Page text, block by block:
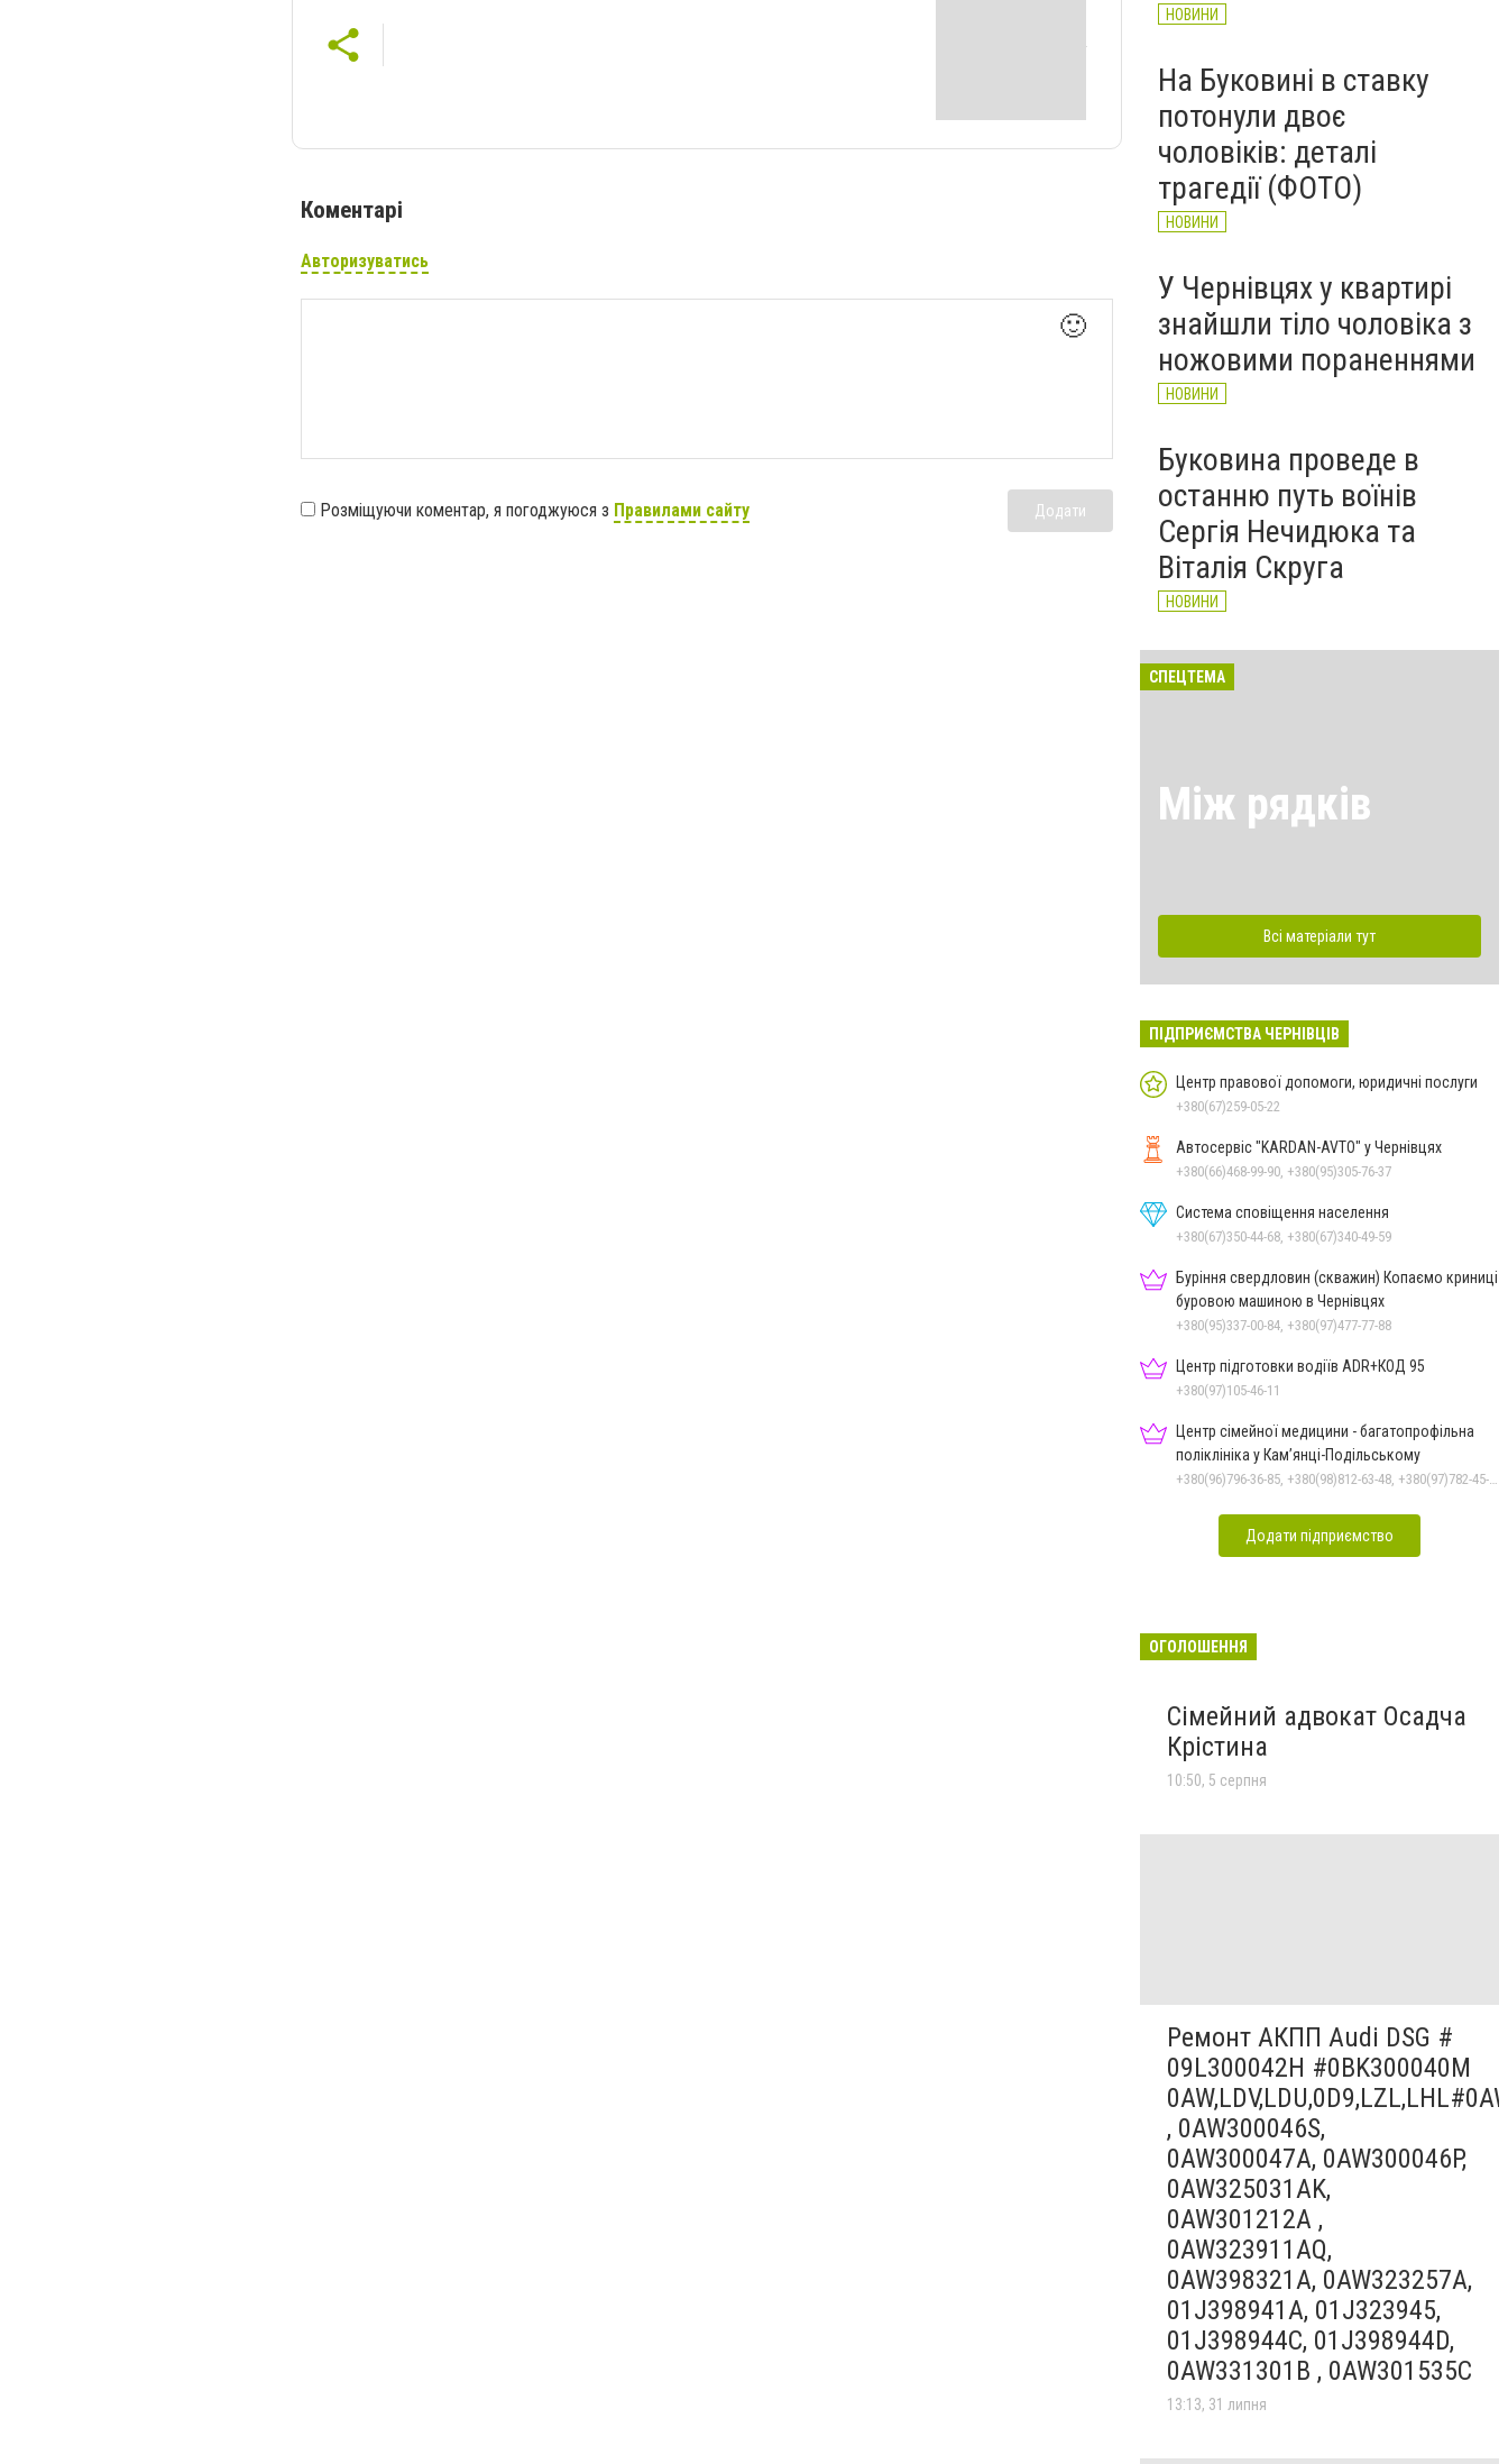
Коментарі
Авторизуватись
🙂
Розміщуючи коментар, я погоджуюся з Правилами сайту Додати
НОВИНИ
На Буковині в ставку
потонули двоє
чоловіків: деталі
трагедії (ФОТО)
НОВИНИ
У Чернівцях у квартирі
знайшли тіло чоловіка з
ножовими пораненнями
НОВИНИ
Буковина проведе в
останню путь воїнів
Сергія Нечидюка та
Віталія Скруга
НОВИНИ
СПЕЦТЕМА
Між рядків
Всі матеріали тут
ПІДПРИЄМСТВА ЧЕРНІВЦІВ
Центр правової допомоги, юридичні послуги
+380(67)259-05-22
Автосервіс "KARDAN-AVTO" у Чернівцях
+380(66)468-99-90, +380(95)305-76-37
Система сповіщення населення
+380(67)350-44-68, +380(67)340-49-59
Буріння свердловин (скважин) Копаємо криниці
буровою машиною в Чернівцях
+380(95)337-00-84, +380(97)477-77-88
Центр підготовки водіїв ADR+КОД 95
+380(97)105-46-11
Центр сімейної медицини - багатопрофільна
поліклініка у Кам’янці-Подільському
Додати підприємство
ОГОЛОШЕННЯ
Сімейний адвокат Осадча
Крістина
10:50, 5 серпня
Ремонт АКПП Audi DSG #
09L300042H #0BK300040M
, 0AW300046S,
0AW300047A, 0AW300046P,
0AW325031AK,
0AW301212A ,
0AW323911AQ,
0AW398321A, 0AW323257A,
01J398941A, 01J323945,
01J398944C, 01J398944D,
0AW331301B , 0AW301535C
13:13, 31 липня